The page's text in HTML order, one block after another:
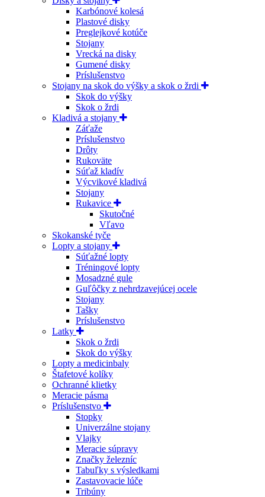
Karbónové kolesá
Plastové disky
Preglejkové kotúče
Stojany
Vrecká na disky
Gumené disky
Príslušenstvo
Stojany na skok do výšky a skok o žrdi
Skok do výšky
Skok o žrdi
Kladivá a stojany
Záťaže
Príslušenstvo
Drôty
Rukoväte
Súťaž kladív
Výcvikové kladivá
Stojany
Rukavice
Skutočné
Vľavo
Skokanské tyče
Lopty a stojany
Súťažné lopty
Tréningové lopty
Mosadzné gule
Guľôčky z nehrdzavejúcej ocele
Stojany
Tašky
Príslušenstvo
Latky
Skok o žrdi
Skok do výšky
Lopty a medicinbaly
Štafetové kolíky
Ochranné klietky
Meracie pásma
Príslušenstvo
Stopky
Univerzálne stojany
Vlajky
Meracie súpravy
Značky železníc
Tabuľky s výsledkami
Zastavovacie lúče
Tribúny